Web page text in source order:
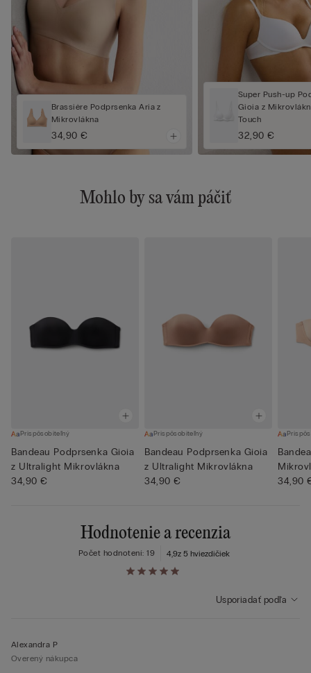
Brassière Podprsenka Aria z
Mikrovlákna
34,90 €
Super Push-up
Gioia z
Touch
32,90 €
Mohlo by sa vám páčiť
Prispôsobiteľný
Bandeau Podprsenka Gioia
z Ultralight Mikrovlákna
34,90 €
Prispôsobiteľný
Bandeau Podprsenka Gioia
z Ultralight Mikrovlákna
34,90 €
34,90
Hodnotenie a recenzia
4,9z 5 hviezdičiek
Počet hodnotení: 19
Usporiadať podľa
Alexandra P
Overený nákupca